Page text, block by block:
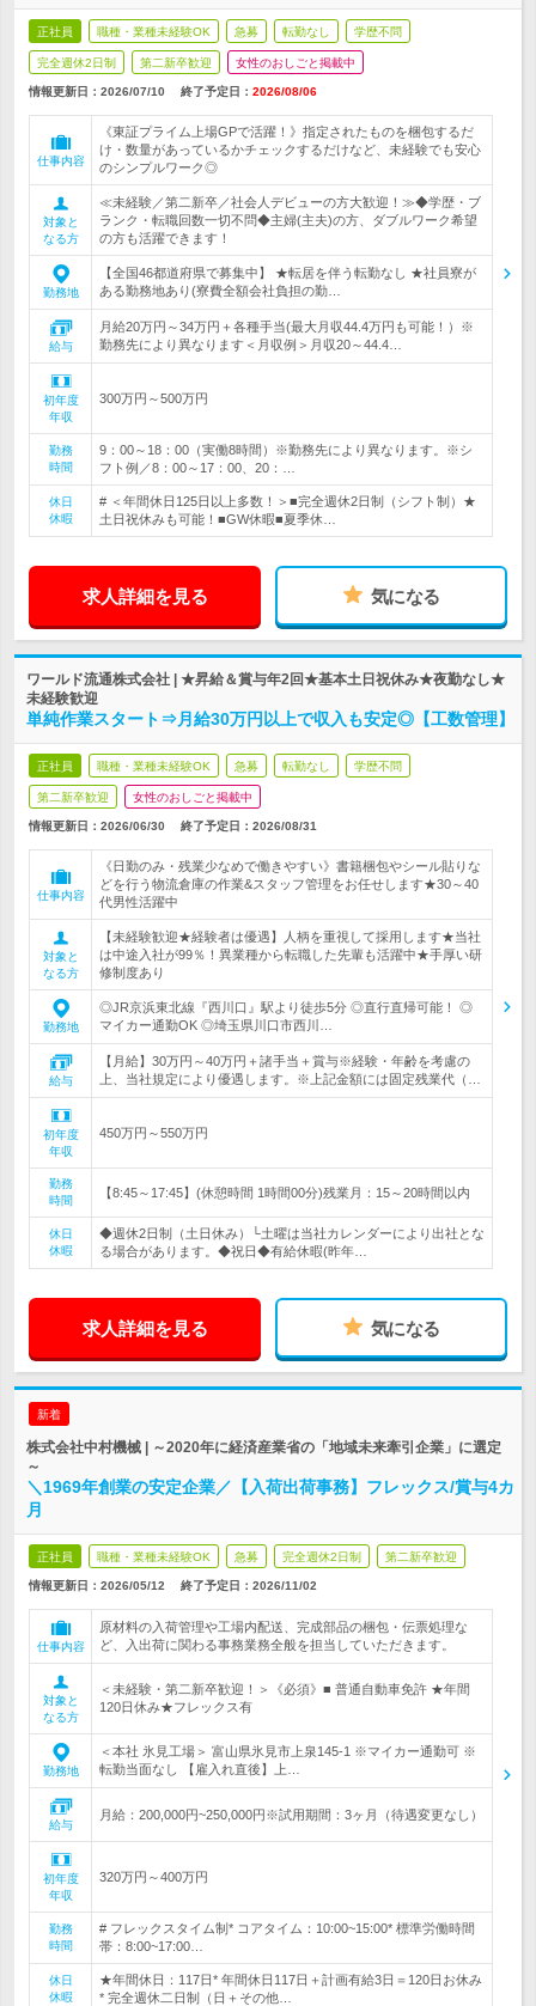
正社員 職種・業種未経験OK 急募 転勤なし 学歴不問
完全週休2日制 第二新卒歓迎 女性のおしごと掲載中
情報更新日：2026/07/10 終了予定日： 2026/08/06
仕事内容
《東証プライム上場GPで活躍！》指定されたものを梱包するだ
け・数量があっているかチェックするだけなど、未経験でも安心
のシンプルワーク◎
対象と
なる方
≪未経験／第二新卒／社会人デビューの方大歓迎！≫◆学歴・ブ
ランク・転職回数一切不問◆主婦(主夫)の方、ダブルワーク希望
の方も活躍できます！
勤務地
【全国46都道府県で募集中】 ★転居を伴う転勤なし ★社員寮が
ある勤務地あり(寮費全額会社負担の勤…
給与
月給20万円～34万円＋各種手当(最大月収44.4万円も可能！）※
勤務先により異なります＜月収例＞月収20～44.4…
初年度
年収
300万円～500万円
勤務
時間
9：00～18：00（実働8時間）※勤務先により異なります。※シ
フト例／8：00～17：00、20：…
休日
休暇
# ＜年間休日125日以上多数！＞■完全週休2日制（シフト制）★
土日祝休みも可能！■GW休暇■夏季休…
求人詳細を見る 気になる
ワールド流通株式会社 | ★昇給＆賞与年2回★基本土日祝休み★夜勤なし★
未経験歓迎
単純作業スタート⇒月給30万円以上で収入も安定◎【工数管理】
正社員 職種・業種未経験OK 急募 転勤なし 学歴不問
第二新卒歓迎 女性のおしごと掲載中
情報更新日：2026/06/30 終了予定日： 2026/08/31
仕事内容
《日勤のみ・残業少なめで働きやすい》書籍梱包やシール貼りな
どを行う物流倉庫の作業&スタッフ管理をお任せします★30～40
代男性活躍中
対象と
なる方
【未経験歓迎★経験者は優遇】人柄を重視して採用します★当社
は中途入社が99％！異業種から転職した先輩も活躍中★手厚い研
修制度あり
勤務地
◎JR京浜東北線『西川口』駅より徒歩5分 ◎直行直帰可能！ ◎
マイカー通勤OK ◎埼玉県川口市西川…
給与
【月給】30万円～40万円＋諸手当＋賞与※経験・年齢を考慮の
上、当社規定により優遇します。※上記金額には固定残業代（…
初年度
年収
450万円～550万円
勤務
時間
【8:45～17:45】(休憩時間 1時間00分)残業月：15～20時間以内
休日
休暇
◆週休2日制（土日休み）└土曜は当社カレンダーにより出社とな
る場合があります。◆祝日◆有給休暇(昨年…
求人詳細を見る 気になる
新着
株式会社中村機械 | ～2020年に経済産業省の「地域未来牽引企業」に選定
～
＼1969年創業の安定企業／【入荷出荷事務】フレックス/賞与4カ
月
正社員 職種・業種未経験OK 急募 完全週休2日制 第二新卒歓迎
情報更新日：2026/05/12 終了予定日： 2026/11/02
仕事内容
原材料の入荷管理や工場内配送、完成部品の梱包・伝票処理な
ど、入出荷に関わる事務業務全般を担当していただきます。
対象と
なる方
＜未経験・第二新卒歓迎！＞《必須》■ 普通自動車免許 ★年間
120日休み★フレックス有
勤務地
＜本社 氷見工場＞ 富山県氷見市上泉145-1 ※マイカー通勤可 ※
転勤当面なし 【雇入れ直後】上…
給与
月給：200,000円~250,000円※試用期間：3ヶ月（待遇変更なし）
初年度
年収
320万円～400万円
勤務
時間
# フレックスタイム制* コアタイム：10:00~15:00* 標準労働時間
帯：8:00~17:00…
休日
休暇
★年間休日：117日* 年間休日117日＋計画有給3日＝120日お休み
* 完全週休二日制（日＋その他…